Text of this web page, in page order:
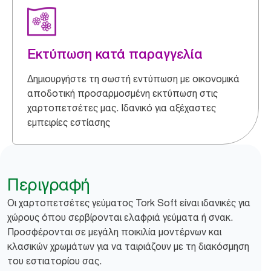
Εκτύπωση κατά παραγγελία
Δημιουργήστε τη σωστή εντύπωση με οικονομικά
αποδοτική προσαρμοσμένη εκτύπωση στις
χαρτοπετσέτες μας. Ιδανικό για αξέχαστες
εμπειρίες εστίασης
Περιγραφή
Οι χαρτοπετσέτες γεύματος Tork Soft είναι ιδανικές για
χώρους όπου σερβίρονται ελαφριά γεύματα ή σνακ.
Προσφέρονται σε μεγάλη ποικιλία μοντέρνων και
κλασικών χρωμάτων για να ταιριάζουν με τη διακόσμηση
του εστιατορίου σας.